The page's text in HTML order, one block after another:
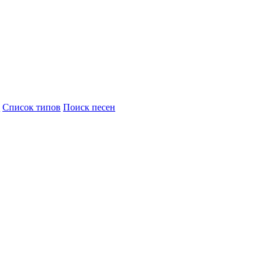
Cписок типов Поиск песен